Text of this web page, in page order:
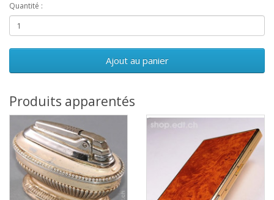
Quantité :
Ajout au panier
Produits apparentés